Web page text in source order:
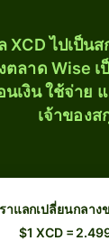
XCD ไปเป็น
ตลาด Wise
เงิน ใช้จ่าย
เจ้าของส
าแลกเปลี่ยนกลาง
$1 XCD =